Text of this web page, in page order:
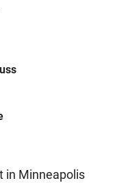
in Minneapolis